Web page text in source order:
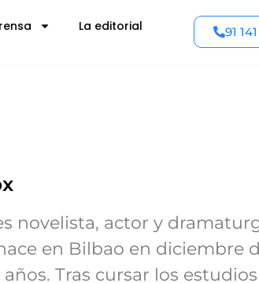
La editorial 91
novelista, actor y
en Bilbao en diciembre
Tras cursar los